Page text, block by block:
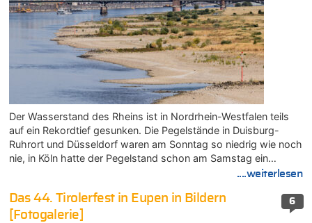
Der Wasserstand des Rheins ist in Nordrhein-Westfalen teils
auf ein Rekordtief gesunken. Die Pegelstände in Duisburg-
Ruhrort und Düsseldorf waren am Sonntag so niedrig wie noch
nie, in Köln hatte der Pegelstand schon am Samstag ein…
....weiterlesen
6
Das 44. Tirolerfest in Eupen in Bildern
[Fotogalerie]